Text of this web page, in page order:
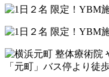
「元町」バス停より 徒